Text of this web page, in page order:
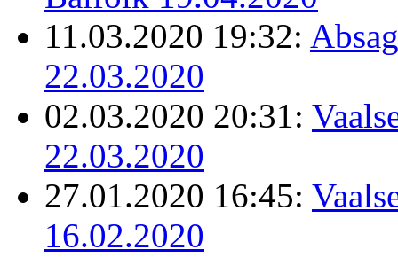
11.03.2020 19:32:
22.03.2020
02.03.2020 20:31:
22.03.2020
27.01.2020 16:45:
16.02.2020